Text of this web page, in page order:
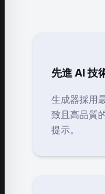
先進 AI 技
生成器採用
致且高品質
提示。